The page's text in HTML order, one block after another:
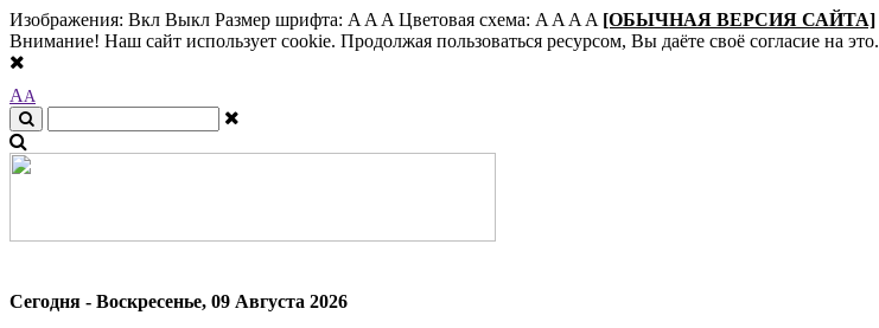
Изображения: Вкл Выкл Размер шрифта: A A A Цветовая схема: A A A A [ОБЫЧНАЯ ВЕРСИЯ САЙТА]
Внимание! Наш сайт использует cookie. Продолжая пользоваться ресурсом, Вы даёте своё согласие на это.
AA
Сегодня - Воскресенье, 09 Августа 2026